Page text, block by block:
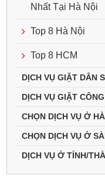
Nhất Tại Hà Nội
Top 8 Hà Nội
Top 8 HCM
DỊCH VỤ GIẶT DÂN
DỊCH VỤ GIẶT
CHỌN DỊCH VỤ Ở
CHỌN DỊCH VỤ Ở
DỊCH VỤ Ở TỈNH/